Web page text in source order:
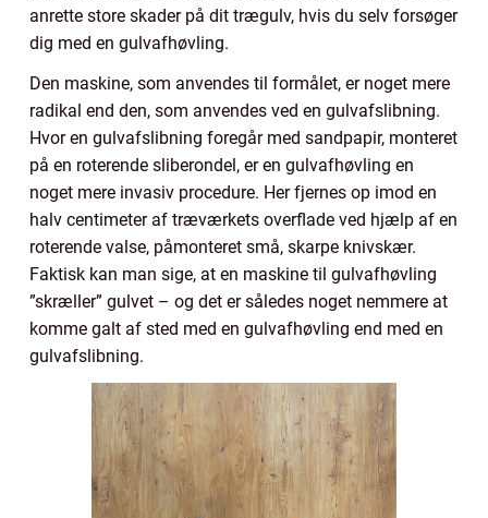
anrette store skader på dit trægulv, hvis du selv forsøger
dig med en gulvafhøvling.
Den maskine, som anvendes til formålet, er noget mere
radikal end den, som anvendes ved en gulvafslibning.
Hvor en gulvafslibning foregår med sandpapir, monteret
på en roterende sliberondel, er en gulvafhøvling en
noget mere invasiv procedure. Her fjernes op imod en
halv centimeter af træværkets overflade ved hjælp af en
roterende valse, påmonteret små, skarpe knivskær.
Faktisk kan man sige, at en maskine til gulvafhøvling
”skræller” gulvet – og det er således noget nemmere at
komme galt af sted med en gulvafhøvling end med en
gulvafslibning.